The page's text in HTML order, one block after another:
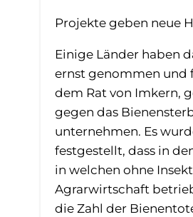
Projekte geben neue
Einige Länder haben
ernst genommen und
dem Rat von Imkern,
gegen das
unternehmen. Es
festgestellt, dass in
in welchen ohne
Agrarwirtschaft
die Zahl der